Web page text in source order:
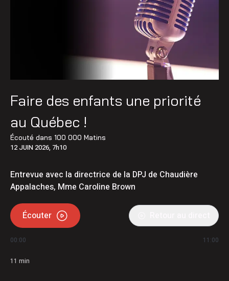
Faire des enfants une priorité
au Québec !
Écouté dans 100 000 Matins
12 JUIN 2026, 7h10
Entrevue avec la directrice de la DPJ de Chaudière
Appalaches, Mme Caroline Brown
Écouter
00:00 11:00
11 min